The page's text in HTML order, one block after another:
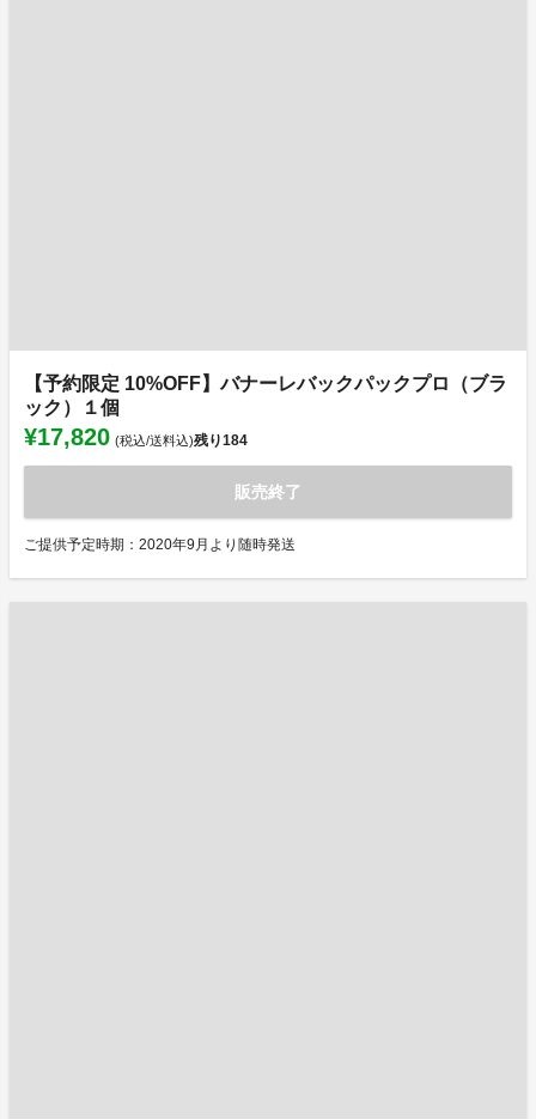
【予約限定 10%OFF】バナーレバックパックプロ（ブラ
ック）１個
¥17,820 (税込/送料込)残り184
販売終了
ご提供予定時期：2020年9月より随時発送